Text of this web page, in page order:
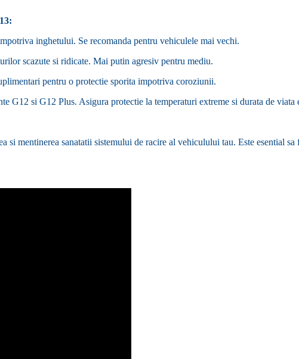
inghetului. Se recomanda pentru vehiculele mai vechi.
scazute si ridicate. Mai putin agresiv pentru mediu.
pentru o protectie sporita impotriva coroziunii.
G12 si G12 Plus. Asigura protectie la temperaturi extreme si durata de viata
si mentinerea sanatatii sistemului de racire al vehiculului tau. Este esential